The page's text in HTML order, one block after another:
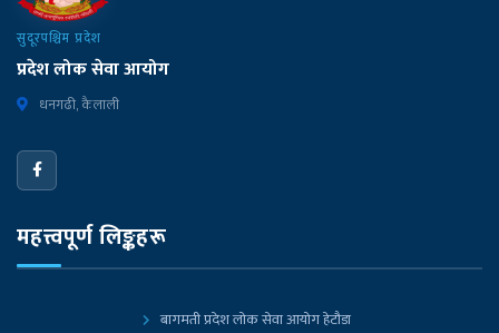
सुदूरपश्चिम प्रदेश
प्रदेश लोक सेवा आयोग
धनगढी, कैलाली
महत्त्वपूर्ण लिङ्कहरू
बागमती प्रदेश लोक सेवा आयोग हेटौडा